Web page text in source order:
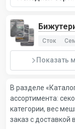
Сток
Показать
В разделе
ассортимента:
категории, вес
заказ с доставкой